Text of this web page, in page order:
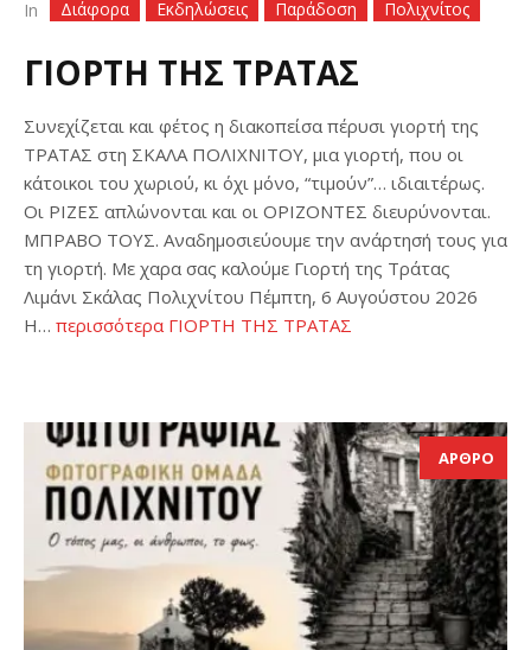
In Διάφορα Εκδηλώσεις Παράδοση Πολιχνίτος
ΓΙΟΡΤΗ ΤΗΣ ΤΡΑΤΑΣ
Συνεχίζεται και φέτος η διακοπείσα πέρυσι γιορτή της
ΤΡΑΤΑΣ στη ΣΚΑΛΑ ΠΟΛΙΧΝΙΤΟΥ, μια γιορτή, που οι
κάτοικοι του χωριού, κι όχι μόνο, “τιμούν”… ιδιαιτέρως.
Οι ΡΙΖΕΣ απλώνονται και οι ΟΡΙΖΟΝΤΕΣ διευρύνονται.
ΜΠΡΑΒΟ ΤΟΥΣ. Αναδημοσιεύουμε την ανάρτησή τους για
τη γιορτή. Με χαρα σας καλούμε Γιορτή της Τράτας
Λιμάνι Σκάλας Πολιχνίτου Πέμπτη, 6 Αυγούστου 2026
Η… περισσότερα ΓΙΟΡΤΗ ΤΗΣ ΤΡΑΤΑΣ
ΑΡΘΡΟ